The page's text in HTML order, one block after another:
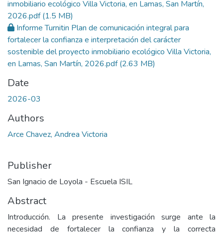
inmobiliario ecológico Villa Victoria, en Lamas, San Martín,
2026.pdf(1.5 MB)
Informe Turnitin Plan de comunicación integral para
fortalecer la confianza e interpretación del carácter
sostenible del proyecto inmobiliario ecológico Villa Victoria,
en Lamas, San Martín, 2026.pdf(2.63 MB)
Date
2026-03
Authors
Arce Chavez, Andrea Victoria
Publisher
San Ignacio de Loyola - Escuela ISIL
Abstract
Introducción. La presente investigación surge ante la
necesidad de fortalecer la confianza y la correcta